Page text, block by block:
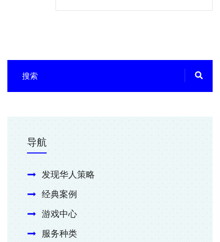
导航
发现华人策略
经典案例
游戏中心
服务种类